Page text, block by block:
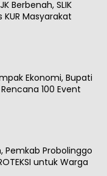
Berbenah, SLIK
Masyarakat
Ekonomi, Bupati
100 Event
Pemkab Probolinggo
untuk Warga